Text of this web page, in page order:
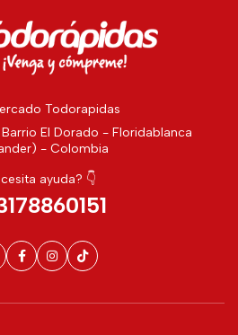
Todorapidas
Barrio El Dorado - Floridablanca
- Colombia
ayuda? 👇